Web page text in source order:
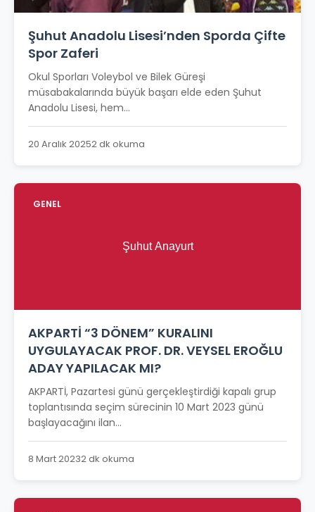
Şuhut Anadolu Lisesi’nden Sporda Çifte
Spor Zaferi
Okul Sporları Voleybol ve Bilek Güreşi
müsabakalarında büyük başarı elde eden Şuhut
Anadolu Lisesi, hem...
20 Aralık 20252 dk okuma
GENEL
AKPARTİ “3 DÖNEM” KURALINI
UYGULAYACAK PROF. DR. VEYSEL EROĞLU
ADAY YAPILACAK MI?
AKPARTİ, Pazartesi günü gerçekleştirdiği kapalı grup
toplantısında seçim sürecinin 10 Mart 2023 günü
başlayacağını ilan...
8 Mart 20232 dk okuma